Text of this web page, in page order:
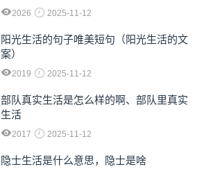
2026 2025-11-12
阳光生活的句子唯美短句（阳光生活的文
案）
2019 2025-11-12
部队真实生活是怎么样的啊、部队里真实
生活
2017 2025-11-12
隐士生活是什么意思，隐士是啥